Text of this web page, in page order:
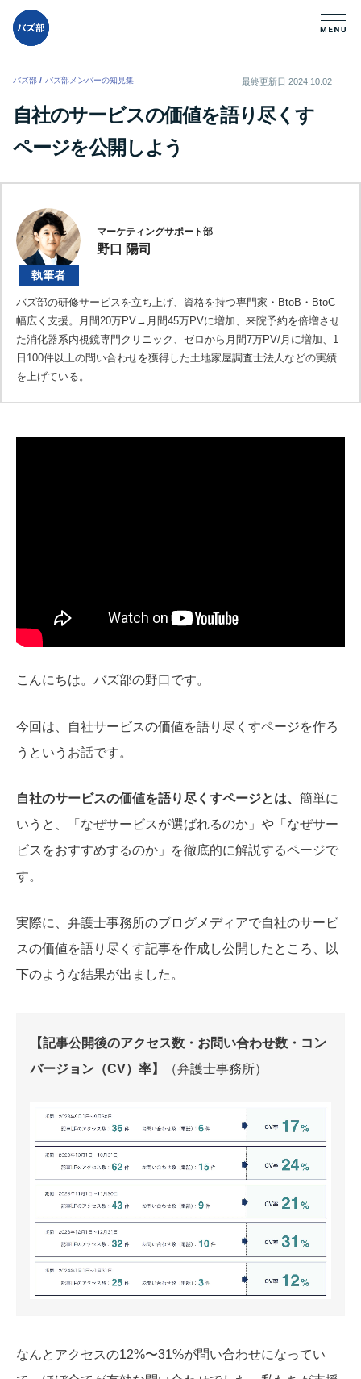
バズ部 / バズ部メンバーの知見集 最終更新日 2024.10.02
自社のサービスの価値を語り尽くす
ページを公開しよう
執筆者
マーケティングサポート部
野口 陽司
バズ部の研修サービスを立ち上げ、資格を持つ専門家・BtoB・BtoC
幅広く支援。月間20万PV→月間45万PVに増加、来院予約を倍増させ
た消化器系内視鏡専門クリニック、ゼロから月間7万PV/月に増加、1
日100件以上の問い合わせを獲得した土地家屋調査士法人などの実績
を上げている。
こんにちは。バズ部の野口です。
今回は、自社サービスの価値を語り尽くすページを作ろ
うというお話です。
自社のサービスの価値を語り尽くすページとは、 簡単に
いうと、「なぜサービスが選ばれるのか」や「 なぜサー
ビスをおすすめするのか 」を徹底的に解説するページで
す。
実際に、弁護士事務所のブログメディアで自社のサービ
スの価値を語り尽くす記事を作成し公開したところ、以
下のような結果が出ました。
【記事公開後のアクセス数・お問い合わせ数・コン
バージョン（CV）率】
（弁護士事務所）
なんとアクセスの12%〜31%が問い合わせになってい